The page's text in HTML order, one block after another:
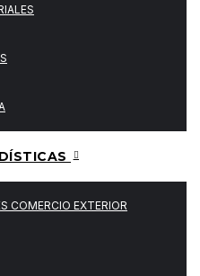
COMERCIO EXTERIOR